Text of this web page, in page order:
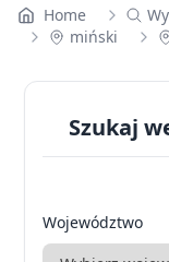
Home
miński
Szukaj
Województwo